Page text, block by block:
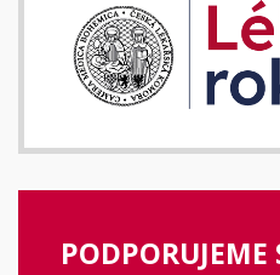
PODPORUJEME